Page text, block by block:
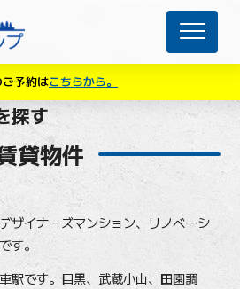
予約はこちらから。
探す
貸物件
ザイナーズマンション、リノベーシ
す。
駅です。目黒、武蔵小山、田園調